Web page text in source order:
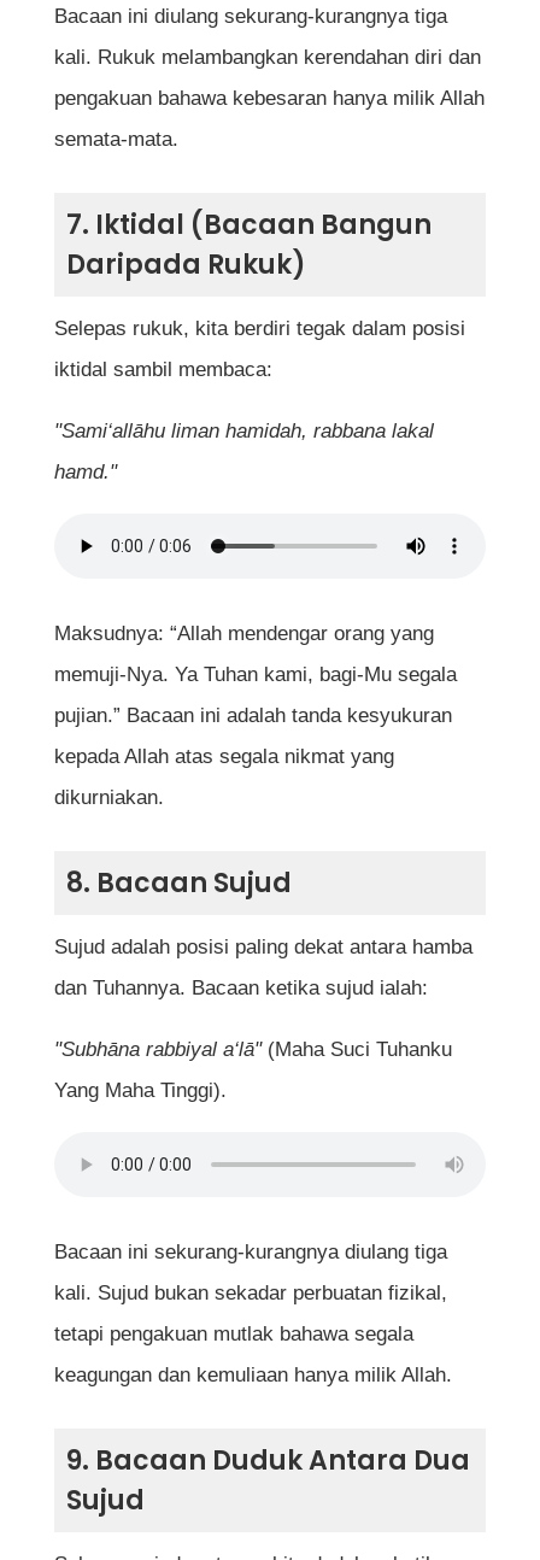
Bacaan ini diulang sekurang-kurangnya tiga
kali. Rukuk melambangkan kerendahan diri dan
pengakuan bahawa kebesaran hanya milik Allah
semata-mata.
7. Iktidal (Bacaan Bangun
Daripada Rukuk)
Selepas rukuk, kita berdiri tegak dalam posisi
iktidal sambil membaca:
"Sami‘allāhu liman hamidah, rabbana lakal
hamd."
Maksudnya: “Allah mendengar orang yang
memuji-Nya. Ya Tuhan kami, bagi-Mu segala
pujian.” Bacaan ini adalah tanda kesyukuran
kepada Allah atas segala nikmat yang
dikurniakan.
8. Bacaan Sujud
Sujud adalah posisi paling dekat antara hamba
dan Tuhannya. Bacaan ketika sujud ialah:
"Subhāna rabbiyal a‘lā"(Maha Suci Tuhanku
Yang Maha Tinggi).
Bacaan ini sekurang-kurangnya diulang tiga
kali. Sujud bukan sekadar perbuatan fizikal,
tetapi pengakuan mutlak bahawa segala
keagungan dan kemuliaan hanya milik Allah.
9. Bacaan Duduk Antara Dua
Sujud